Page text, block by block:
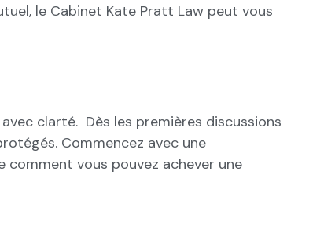
le Cabinet Kate Pratt Law peut vous
clarté. Dès les premières discussions
Commencez avec une
vous pouvez achever une